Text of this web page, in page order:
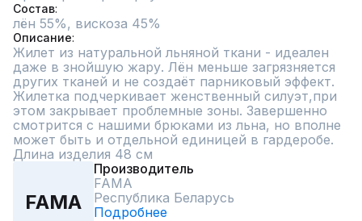
Состав
лён 55%, вискоза 45%
Описание
Жилет из натуральной льняной ткани - идеален
даже в знойшую жару. Лён меньше загрязняется
других тканей и не создаёт парниковый эффект.
Жилетка подчеркивает женственный силуэт,при
этом закрывает проблемные зоны. Завершенно
смотрится с нашими брюками из льна, но вполне
может быть и отдельной единицей в гардеробе.
Длина изделия 48 см
FAMA
Производитель
FAMA
Республика Беларусь
Подробнее